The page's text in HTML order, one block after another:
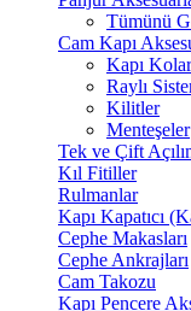
Tümünü
Cam Kapı
Kapı
Raylı
Kilitler
Menteşeler
Tek ve Çift
Kıl Fitiller
Rulmanlar
Kapı Kapatıcı
Cephe Makasları
Cephe Ankrajları
Cam Takozu
Kapı Pencere